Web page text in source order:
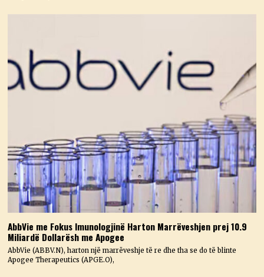
AbbVie me Fokus Imunologjinë Harton Marrëveshjen prej 10.9
Miliardë Dollarësh me Apogee
AbbVie (ABBV.N), harton një marrëveshje të re dhe tha se do të blinte
Apogee Therapeutics (APGE.O),